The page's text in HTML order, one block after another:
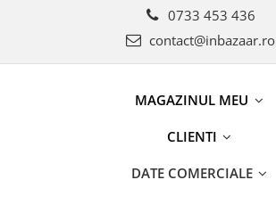
0733 453 436
contact@inbazaar.ro
MAGAZINUL MEU
CLIENTI
DATE COMERCIALE